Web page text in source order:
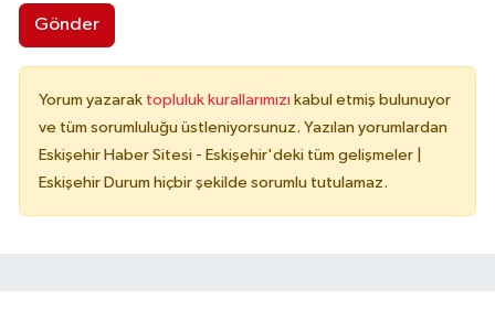
Gönder
Yorum yazarak topluluk kurallarımızı kabul etmiş bulunuyor
ve tüm sorumluluğu üstleniyorsunuz. Yazılan yorumlardan
Eskişehir Haber Sitesi - Eskişehir'deki tüm gelişmeler |
Eskişehir Durum hiçbir şekilde sorumlu tutulamaz.